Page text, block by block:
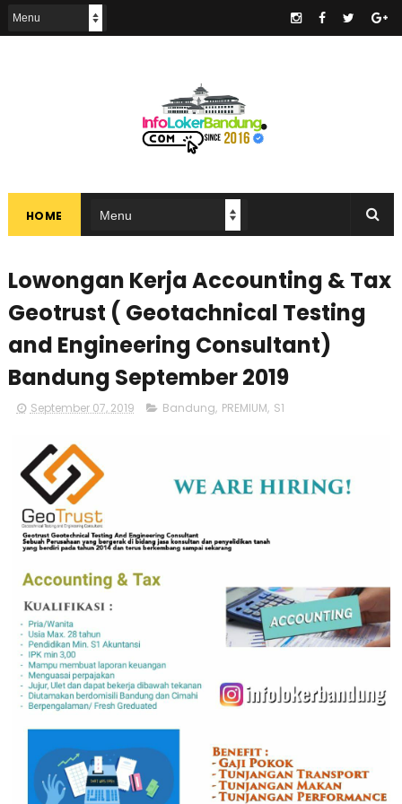
HOME
Lowongan Kerja Accounting & Tax
Geotrust ( Geotachnical Testing
and Engineering Consultant)
Bandung September 2019
September 07, 2019 Bandung, PREMIUM, S1